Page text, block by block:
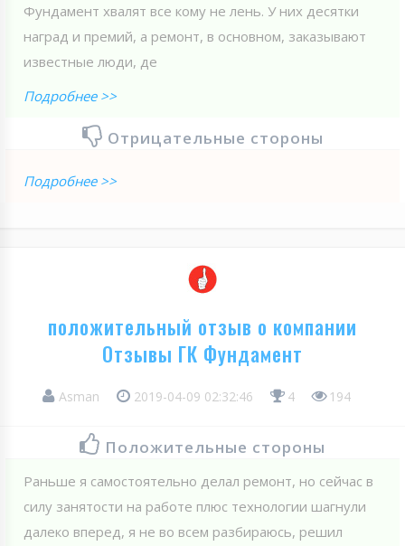
Фундамент хвалят все кому не лень. У них десятки
наград и премий, а ремонт, в основном, заказывают
известные люди, де
Подробнее >>
Отрицательные стороны
Подробнее >>
положительный отзыв о компании
Отзывы ГК Фундамент
Asman 2019-04-09 02:32:46 4 194
Положительные стороны
Раньше я самостоятельно делал ремонт, но сейчас в
силу занятости на работе плюс технологии шагнули
далеко вперед, я не во всем разбираюсь, решил